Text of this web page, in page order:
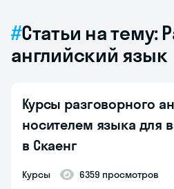
Статьи на тему:
английский язык
Курсы разговорного
носителем языка для
в Скаенг
курсы 6359 просмотров